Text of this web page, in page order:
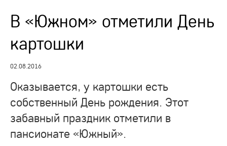
В «Южном» отметили День
картошки
02.08.2016
Оказывается, у картошки есть
собственный День рождения. Этот
забавный праздник отметили в
пансионате «Южный».